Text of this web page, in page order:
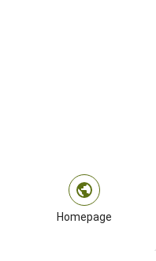
Homepage